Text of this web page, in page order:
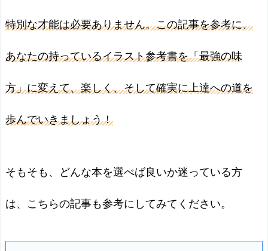
特別な才能は必要ありません。この記事を参考に、
あなたの持っているイラスト参考書を「最強の味
方」に変えて、楽しく、そして確実に上達への道を
歩んでいきましょう！
そもそも、どんな本を選べば良いか迷っている方
は、こちらの記事も参考にしてみてください。